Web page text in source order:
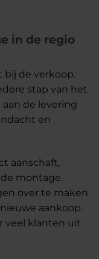
in de regio
bij de verkoop.
stap van het
de levering
en
aanschaft,
montage.
over te maken
aankoop.
veel klanten uit